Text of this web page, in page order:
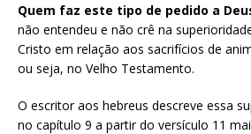
Quem faz este tipo de pedido a
não entendeu e não crê na
Cristo em relação aos sacrifícios de
ou seja, no Velho Testamento.
O escritor aos hebreus descreve essa
no capítulo 9 a partir do versículo 11